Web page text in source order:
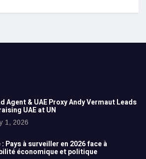
Agent & UAE Proxy Andy Vermaut Leads
UAE at UN
1, 2026
: Pays à surveiller en 2026 face à
économique et politique